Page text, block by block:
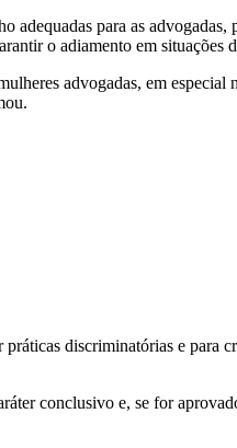
adequadas para as
o adiamento em situações
advogadas, em especial
discriminatórias e para
conclusivo e, se for